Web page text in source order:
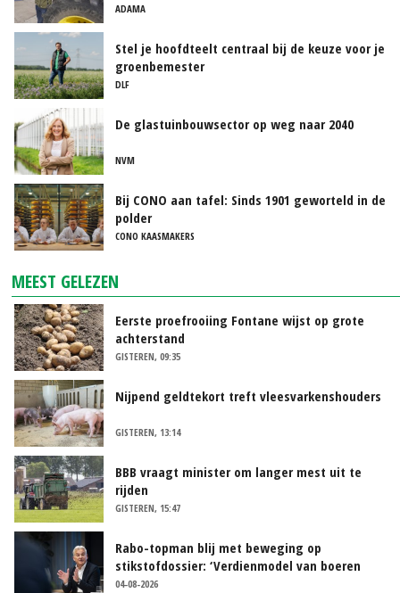
ADAMA
Stel je hoofdteelt centraal bij de keuze voor je
groenbemester
DLF
De glastuinbouwsector op weg naar 2040
NVM
Bij CONO aan tafel: Sinds 1901 geworteld in de
polder
CONO KAASMAKERS
MEEST GELEZEN
Eerste proefrooiing Fontane wijst op grote
achterstand
GISTEREN, 09:35
Nijpend geldtekort treft vleesvarkenshouders
GISTEREN, 13:14
BBB vraagt minister om langer mest uit te
rijden
GISTEREN, 15:47
Rabo-topman blij met beweging op
stikstofdossier: ‘Verdienmodel van boeren
blijft cruciaal’
04-08-2026